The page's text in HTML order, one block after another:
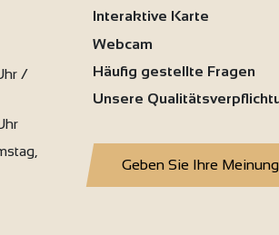
/
Interaktive Karte
Webcam
Häufig gestellte Fragen
Unsere
Geben Sie Ihre Meinung